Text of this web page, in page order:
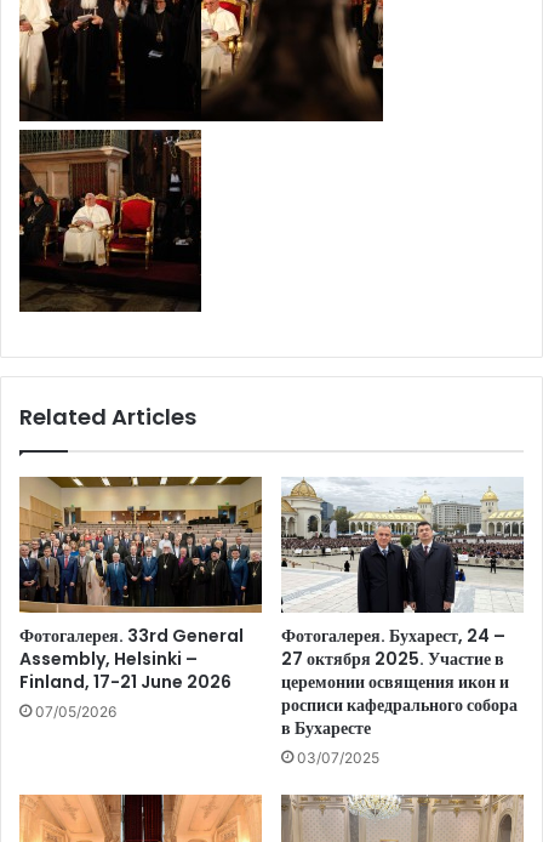
Related Articles
Фотогалерея. 33rd General
Assembly, Helsinki –
Finland, 17-21 June 2026
07/05/2026
Фотогалерея. Бухарест, 24 –
27 октября 2025. Участие в
церемонии освящения икон и
росписи кафедрального собора
в Бухаресте
03/07/2025